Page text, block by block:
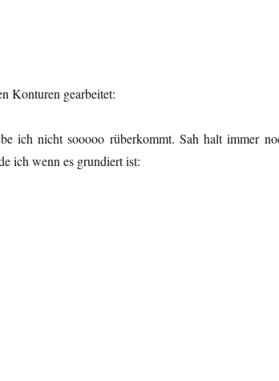
Konturen gearbeitet:
ich nicht sooooo rüberkommt. Sah halt immer
ich wenn es grundiert ist: